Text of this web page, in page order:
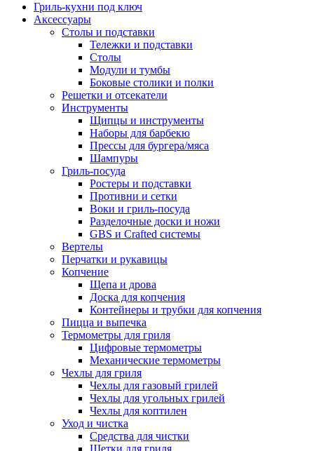
Гриль-кухни под ключ
Аксессуары
Столы и подставки
Тележки и подставки
Столы
Модули и тумбы
Боковые столики и полки
Решетки и отсекатели
Инструменты
Щипцы и инструменты
Наборы для барбекю
Прессы для бургера/мяса
Шампуры
Гриль-посуда
Ростеры и подставки
Противни и сетки
Воки и гриль-посуда
Разделочные доски и ножи
GBS и Crafted системы
Вертелы
Перчатки и рукавицы
Копчение
Щепа и дрова
Доска для копчения
Контейнеры и трубки для копчения
Пицца и выпечка
Термометры для гриля
Цифровые термометры
Механические термометры
Чехлы для гриля
Чехлы для газовый грилей
Чехлы для угольных грилей
Чехлы для коптилен
Уход и чистка
Средства для чистки
Щетки для гриля